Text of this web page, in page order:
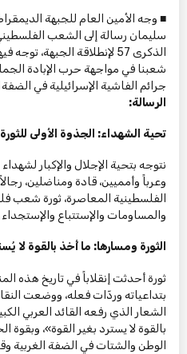
■ وجه الأمين العام للجبهة
سليمان رسالة إلى الشعب
الذكرى 57 لإنطلاقة الجبهة،
شعبنا في مواجهة حرب الإبادة
جرائم الفاشية الإسرائيلية في
الرسالة:
تحية الشهداء: الجذوة الأولى
نتوجه بتحية الإجلال والإكبار
وعرباً وأمميين، قادة ومناضلين،
الفلسطينية المعاصرة، ثورة شعب
والمساومات والإستتباع والإستجداء
الثورة ومسارها: ما أُخذ بالقوة لا
ثورة أحدثت إنقلاباً في تاريخ هذه
بتداعياته وردّات فعله، ووضعت
الشعار الذي رفعه القائد العربي
بالقوة لا يسترد بغير القوة»،
الوطن والشتات في الضفة الغربية